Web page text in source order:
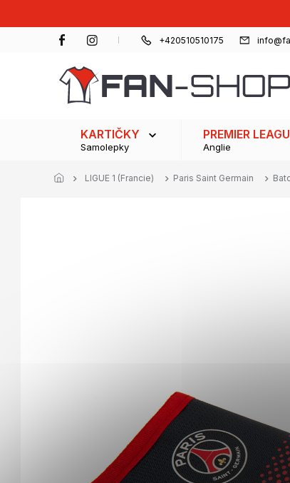
+420510510175
KARTIČKY
Samolepky
PREMIER
Anglie
LIGUE 1 (Francie) Paris Saint Germain